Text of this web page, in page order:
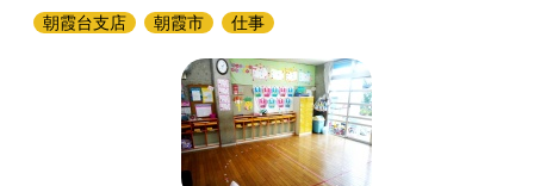
朝霞台支店 朝霞市 仕事